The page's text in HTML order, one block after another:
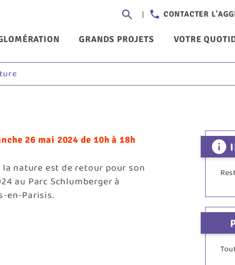
principal
Header
-
CONTACTER
GRANDS PROJETS VOTRE
26 mai 2024 de 10h à 18h
la nature est de retour pour son
au Parc Schlumberger à
en-Parisis.